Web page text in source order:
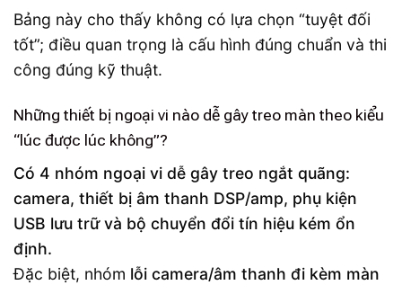
Bảng này cho thấy không có lựa chọn “tuyệt đối
tốt”; điều quan trọng là cấu hình đúng chuẩn và thi
công đúng kỹ thuật.
Những thiết bị ngoại vi nào dễ gây treo màn theo kiểu
“lúc được lúc không”?
Có 4 nhóm ngoại vi dễ gây treo ngắt quãng:
camera, thiết bị âm thanh DSP/amp, phụ kiện
USB lưu trữ và bộ chuyển đổi tín hiệu kém ổn
định.
Đặc biệt, nhóm lỗi camera/âm thanh đi kèm màn